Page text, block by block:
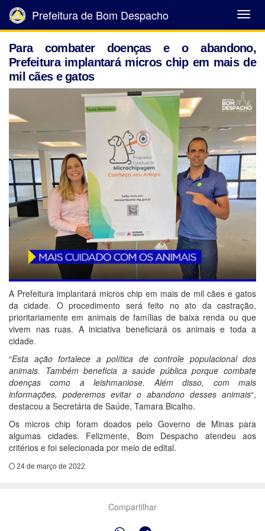
Abrir
Menu
Prefeitura de Bom Despacho
Para combater doenças e o abandono,
Prefeitura implantará micros chip em mais de
mil cães e gatos
A Prefeitura implantará micros chip em mais de mil cães e gatos
da cidade. O procedimento será feito no ato da castração,
prioritariamente em animais de famílias de baixa renda ou que
vivem nas ruas. A iniciativa beneficiará os animais e toda a
cidade.
“Esta ação fortalece a política de controle populacional dos
animais. Também beneficia a saúde pública porque combate
doenças como a leishmaniose. Além disso, com mais
informações, poderemos evitar o abandono desses animais“,
destacou a Secretária de Saúde, Tamara Bicalho.
Os micros chip foram doados pelo Governo de Minas para
algumas cidades. Felizmente, Bom Despacho atendeu aos
critérios e foi selecionada por meio de edital.
24 de março de 2022
Compartilhar